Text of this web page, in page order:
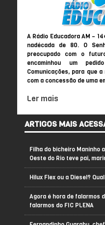
A Rádio Educadora AM –
nadécada de 80. O
preocupado com o
encaminhou um
Comunicações, para que
com a concessão de uma
Ler mais
ARTIGOS MAIS
Filha do bicheiro Maninho
Oeste do Rio teve pai,
Hilux Flex ou a Diesel?
Agora é hora de falarmos
falarmos do FIC PLENA